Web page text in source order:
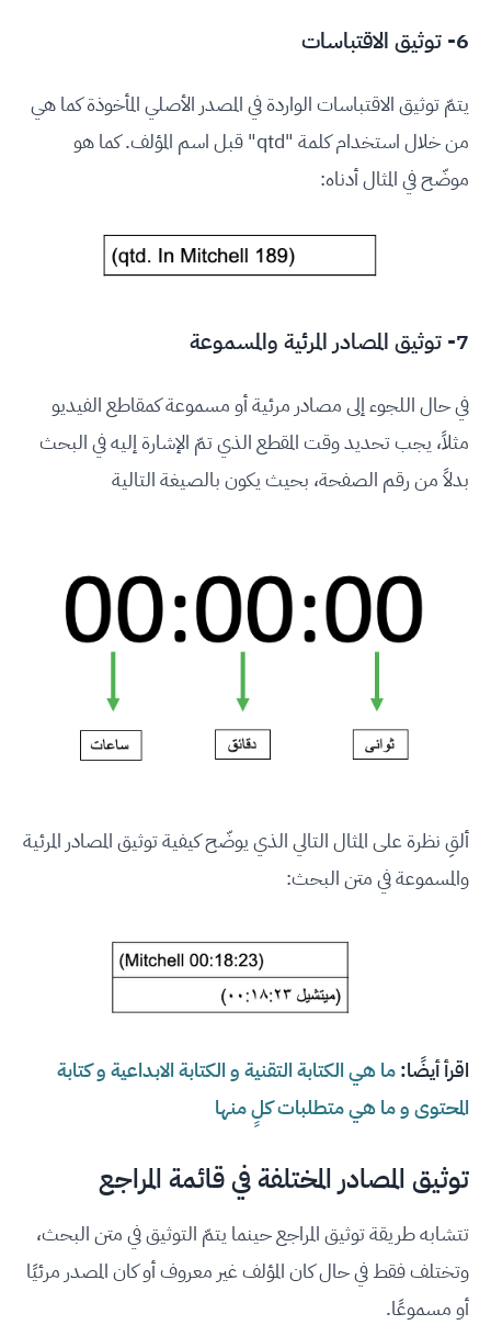
6- توثيق الاقتباسات
يتمّ توثيق الاقتباسات الواردة في المصدر الأصلي المأخوذة كما هي
من خلال استخدام كلمة "qtd" قبل اسم المؤلف. كما هو
موضّح في المثال أدناه:
7- توثيق المصادر المرئية والمسموعة
في حال اللجوء إلى مصادر مرئية أو مسموعة كمقاطع الفيديو
مثلاً، يجب تحديد وقت المقطع الذي تمّ الإشارة إليه في البحث
بدلاً من رقم الصفحة، بحيث يكون بالصيغة التالية
ألقِ نظرة على المثال التالي الذي يوضّح كيفية توثيق المصادر المرئية
والمسموعة في متن البحث:
اقرأ أيضًا:ما هي الكتابة التقنية و الكتابة الابداعية و كتابة
المحتوى و ما هي متطلبات كلٍ منها
توثيق المصادر المختلفة في قائمة المراجع
تتشابه طريقة توثيق المراجع حينما يتمّ التوثيق في متن البحث،
وتختلف فقط في حال كان المؤلف غير معروف أو كان المصدر مرئيًا
أو مسموعًا.